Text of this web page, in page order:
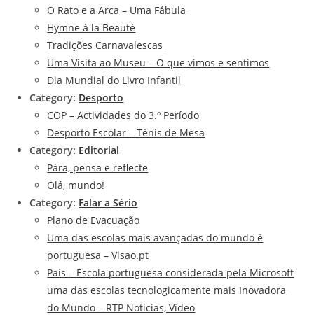
O Rato e a Arca – Uma Fábula
Hymne à la Beauté
Tradições Carnavalescas
Uma Visita ao Museu – O que vimos e sentimos
Dia Mundial do Livro Infantil
Category: Desporto
COP – Actividades do 3.º Período
Desporto Escolar – Ténis de Mesa
Category: Editorial
Pára, pensa e reflecte
Olá, mundo!
Category: Falar a Sério
Plano de Evacuação
Uma das escolas mais avançadas do mundo é
portuguesa – Visao.pt
País – Escola portuguesa considerada pela Microsoft
uma das escolas tecnologicamente mais Inovadora
do Mundo – RTP Noticias, Vídeo